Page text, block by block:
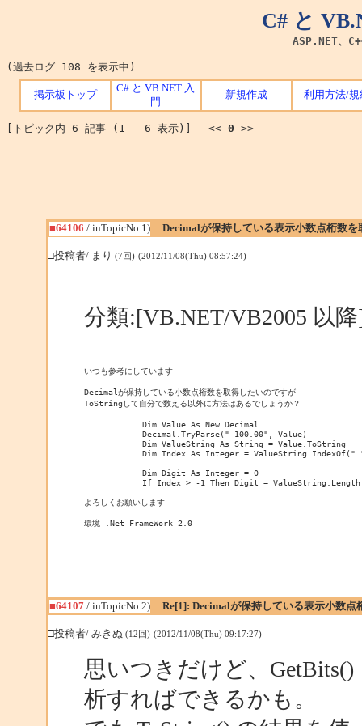
C# と
ASP.NET、
(過去ログ 108 を表示中)
掲示板トップ
C# と VB.NET 入
門
新規作成 利用方法/規
[トピック内 6 記事 (1 - 6 表示)] << 0 >>
■64106 / inTopicNo.1) Decimalが保持している表示小数点桁数を
□投稿者/ まり (7回)-(2012/11/08(Thu) 08:57:24)
分類:[VB.NET/VB2005 以
いつも参考にしています
Decimalが保持している小数点桁数を取得したいのですが
ToStringして自分で数える以外に方法はあるでしょうか？
            Dim Value As New Decimal
            Decimal.TryParse("-100.00", Value)
            Dim ValueString As String = Value.ToString
Dim Index As Integer =
            Dim Digit As Integer = 0
If Index > -1 Then Digit =
よろしくお願いします
環境 .Net FrameWork 2.0
■64107/ inTopicNo.2) Re[1]: Decimalが保持している表示小数点
□投稿者/ みきぬ (12回)-(2012/11/08(Thu) 09:17:27)
思いつきだけど、
析すればできるかも。